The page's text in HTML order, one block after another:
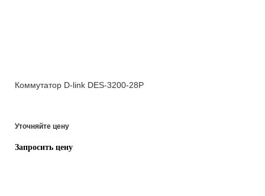
Коммутатор D-link DES-3200-28P
Уточняйте цену
Запросить цену